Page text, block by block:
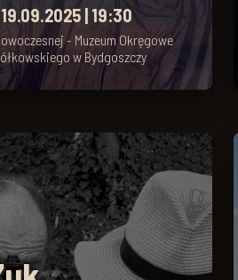
| 19:30
- Muzeum Okręgowe
w Bydgoszczy